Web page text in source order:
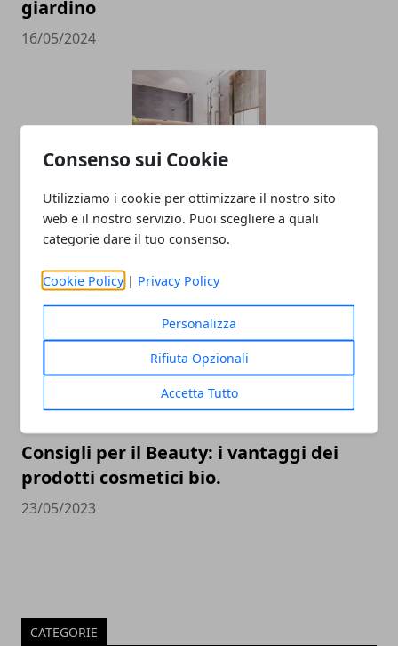
Consenso sui Cookie
Utilizziamo i cookie per ottimizzare il nostro sito
web e il nostro servizio. Puoi scegliere a quali
categorie dare il tuo consenso.
Cookie Policy | Privacy Policy
Personalizza
Rifiuta Opzionali
Accetta Tutto
giardino
16/05/2024
Come arredare il bagno moderno
Consigli per il Beauty: i vantaggi dei
prodotti cosmetici bio.
23/05/2023
CATEGORIE